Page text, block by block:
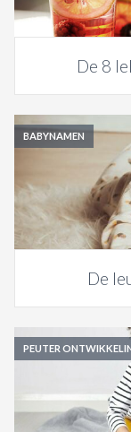
De 8
BABYNAMEN
De
PEUTER